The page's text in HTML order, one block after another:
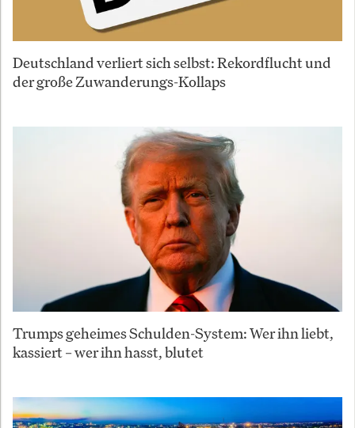
Deutschland verliert sich selbst: Rekordflucht und
der große Zuwanderungs-Kollaps
Trumps geheimes Schulden-System: Wer ihn liebt,
kassiert – wer ihn hasst, blutet